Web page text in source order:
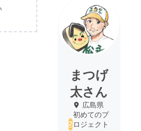
まつげ
太さん
広島県
初めてのプ
ロジェクト